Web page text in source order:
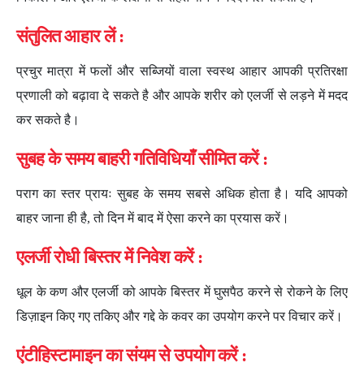
संतुलित आहार लें :
प्रचुर मात्रा में फलों और सब्जियों वाला स्वस्थ आहार आपकी प्रतिरक्षा
प्रणाली को बढ़ावा दे सकते है और आपके शरीर को एलर्जी से लड़ने में मदद
कर सकते है।
सुबह के समय बाहरी गतिविधियाँ सीमित करें :
पराग का स्तर प्रायः सुबह के समय सबसे अधिक होता है। यदि आपको
बाहर जाना ही है, तो दिन में बाद में ऐसा करने का प्रयास करें।
एलर्जी रोधी बिस्तर में निवेश करें :
धूल के कण और एलर्जी को आपके बिस्तर में घुसपैठ करने से रोकने के लिए
डिज़ाइन किए गए तकिए और गद्दे के कवर का उपयोग करने पर विचार करें।
एंटीहिस्टामाइन का संयम से उपयोग करें :